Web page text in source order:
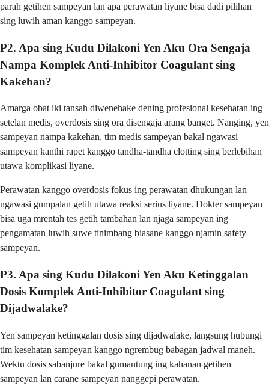
parah getihen sampeyan lan apa perawatan liyane bisa dadi pilihan
sing luwih aman kanggo sampeyan.
P2. Apa sing Kudu Dilakoni Yen Aku Ora Sengaja
Nampa Komplek Anti-Inhibitor Coagulant sing
Kakehan?
Amarga obat iki tansah diwenehake dening profesional kesehatan ing
setelan medis, overdosis sing ora disengaja arang banget. Nanging, yen
sampeyan nampa kakehan, tim medis sampeyan bakal ngawasi
sampeyan kanthi rapet kanggo tandha-tandha clotting sing berlebihan
utawa komplikasi liyane.
Perawatan kanggo overdosis fokus ing perawatan dhukungan lan
ngawasi gumpalan getih utawa reaksi serius liyane. Dokter sampeyan
bisa uga mrentah tes getih tambahan lan njaga sampeyan ing
pengamatan luwih suwe tinimbang biasane kanggo njamin safety
sampeyan.
P3. Apa sing Kudu Dilakoni Yen Aku Ketinggalan
Dosis Komplek Anti-Inhibitor Coagulant sing
Dijadwalake?
Yen sampeyan ketinggalan dosis sing dijadwalake, langsung hubungi
tim kesehatan sampeyan kanggo ngrembug babagan jadwal maneh.
Wektu dosis sabanjure bakal gumantung ing kahanan getihen
sampeyan lan carane sampeyan nanggepi perawatan.